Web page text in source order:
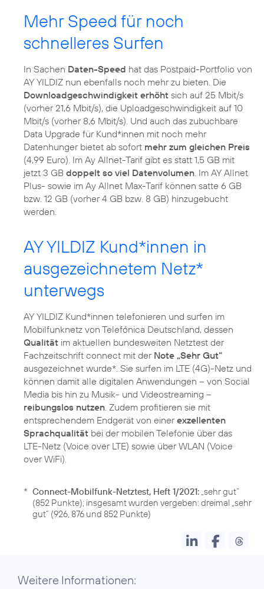
Mehr Speed für noch
schnelleres Surfen
In Sachen Daten-Speed hat das Postpaid-Portfolio von
AY YILDIZ nun ebenfalls noch mehr zu bieten. Die
Downloadgeschwindigkeit erhöht sich auf 25 Mbit/s
(vorher 21,6 Mbit/s), die Uploadgeschwindigkeit auf 10
Mbit/s (vorher 8,6 Mbit/s). Und auch das zubuchbare
Data Upgrade für Kund*innen mit noch mehr
Datenhunger bietet ab sofort mehr zum gleichen Preis
(4,99 Euro). Im Ay Allnet-Tarif gibt es statt 1,5 GB mit
jetzt 3 GB doppelt so viel Datenvolumen. Im AY Allnet
Plus- sowie im Ay Allnet Max-Tarif können satte 6 GB
bzw. 12 GB (vorher 4 GB bzw. 8 GB) hinzugebucht
AY YILDIZ Kund*innen in
ausgezeichnetem Netz*
unterwegs
AY YILDIZ Kund*innen telefonieren und surfen im
Mobilfunknetz von Telefónica Deutschland, dessen
Qualität im aktuellen bundesweiten Netztest der
Fachzeitschrift connect mit der Note „Sehr Gut“
ausgezeichnet wurde*. Sie surfen im LTE (4G)-Netz und
können damit alle digitalen Anwendungen – von Social
Media bis hin zu Musik- und Videostreaming –
reibungslos nutzen. Zudem profitieren sie mit
entsprechendem Endgerät von einerexzellenten
Sprachqualität bei der mobilen Telefonie über das
LTE-Netz (Voice over LTE) sowie über WLAN (Voice
* Connect-Mobilfunk-Netztest, Heft 1/2021: „sehr gut“
(852 Punkte); insgesamt wurden vergeben: dreimal „sehr
gut“ (926, 876 und 852 Punkte)
Weitere Informationen: